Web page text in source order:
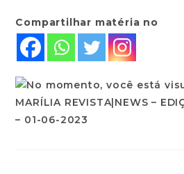
Compartilhar matéria no